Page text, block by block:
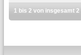
1 bis 2 von insgesamt